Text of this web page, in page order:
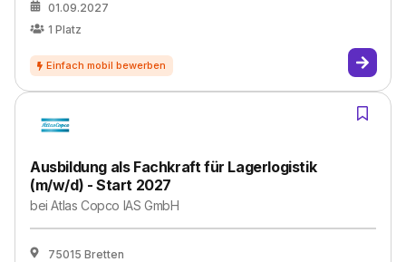
01.09.2027
1 Platz
Ausbildung als Fachkraft für Lagerlogistik
(m/w/d) - Start 2027
beiAtlas Copco IAS GmbH
75015 Bretten